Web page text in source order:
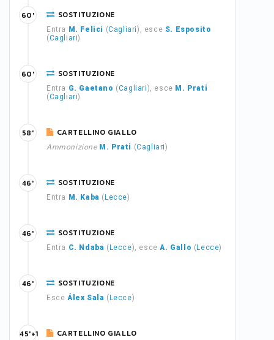
SOSTITUZIONE
Entra M. Felici (Cagliari), esce S. Esposito
(Cagliari)
60'
SOSTITUZIONE
Entra G. Gaetano (Cagliari), esce M. Prati
(Cagliari)
60'
CARTELLINO GIALLO
Ammonizione M. Prati (Cagliari)
58'
SOSTITUZIONE
Entra M. Kaba ( Lecce)
46'
SOSTITUZIONE
Entra C. Ndaba ( Lecce), esceA. Gallo ( Lecce)
46'
SOSTITUZIONE
Esce Álex Sala ( Lecce)
46'
CARTELLINO GIALLO
45'+1